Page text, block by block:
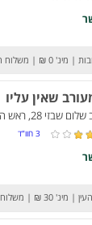
| מינ' 0 ₪ | משלוח
שאין עליו
שבזי 28, ראש העין
3 חוו”ד
| מינ' 30 ₪ | משלוח